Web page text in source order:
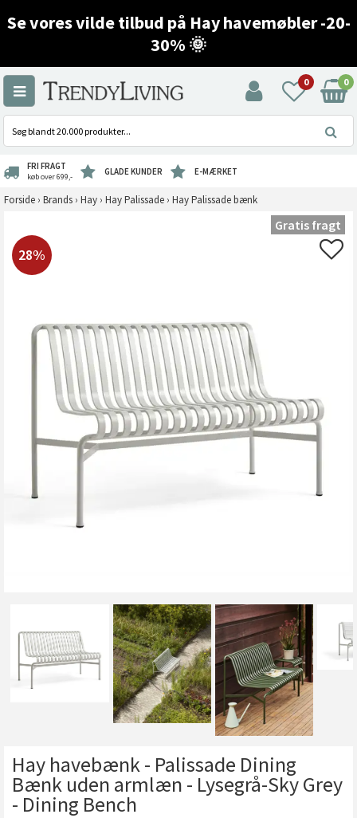
Se vores vilde tilbud på Hay havemøbler -20-
30% 🌞
0 0
FRI FRAGT
køb over 699,- GLADE KUNDER E-MÆRKET
Forside › Brands › Hay › Hay Palissade › Hay Palissade bænk
28%
Gratis fragt
Hay havebænk - Palissade Dining
Bænk uden armlæn - Lysegrå-Sky Grey
- Dining Bench